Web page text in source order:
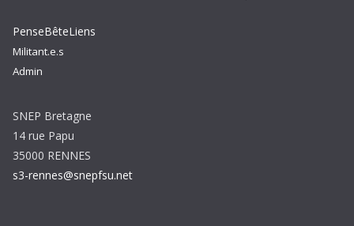
PenseBêteLiens
Militant.e.s
Admin
SNEP Bretagne
14 rue Papu
35000 RENNES
s3-rennes@snepfsu.net